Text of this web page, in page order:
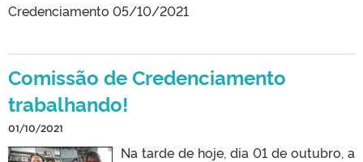
Credenciamento 05/10/2021
Comissão de Credenciamento
trabalhando!
01/10/2021
Na tarde de hoje, dia 01 de outubro, a